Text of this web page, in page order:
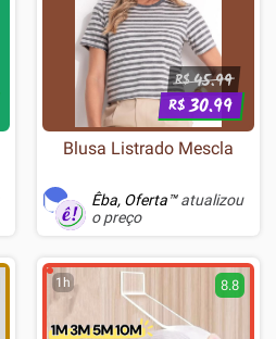
R$45.99
R$30.99
Blusa Listrado Mescla
Êba, Oferta™atualizou
o preço
1h 8.8